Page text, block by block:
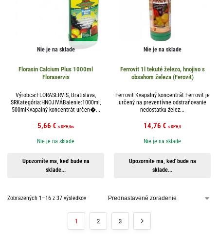
Nie je na sklade
Florasin Calcium Plus 1000ml
Floraservis
Výrobca:FLORASERVIS, Bratislava,
SRKategória:HNOJIVÁBalenie:1000ml,
500mlKvapalný koncentrát určen�...
5,66 € s DPH /ks
Upozornite ma, keď bude na
sklade...
Nie je na sklade
Nie je na sklade
Ferrovit 1l tekuté železo, hnojivo s
obsahom železa (Ferovit)
Ferrovit Kvapalný koncentrát Ferrovit je
určený na preventívne odstraňovanie
nedostatku želez...
14,76 € s DPH /l
Upozornite ma, keď bude na
sklade...
Nie je na sklade
Zobrazených 1–16 z 37 výsledkov
1 2 3